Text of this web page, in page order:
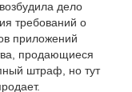
дело
требований о
приложений
продающиеся
штраф, но тут